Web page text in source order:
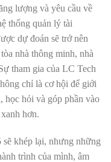
lượng và yêu cầu về
thống quản lý tài
dự đoán sẽ trở nên
nhà thông minh, nhà
tham gia của LC Tech
chỉ là cơ hội để giới
học hỏi và góp phần vào
hơn.
khép lại, nhưng những
trình của mình, âm